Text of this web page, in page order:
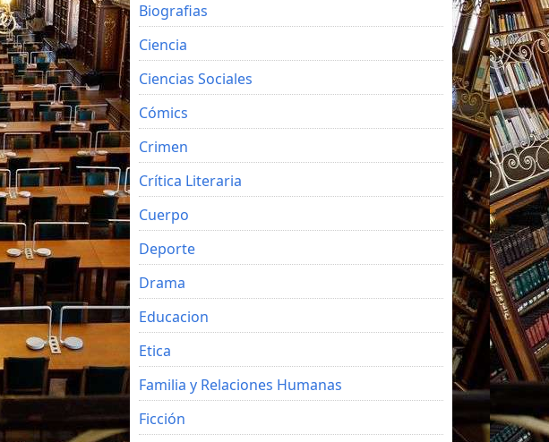
Biografias
Ciencia
Ciencias Sociales
Cómics
Crimen
Crítica Literaria
Cuerpo
Deporte
Drama
Educacion
Etica
Familia y Relaciones Humanas
Ficción